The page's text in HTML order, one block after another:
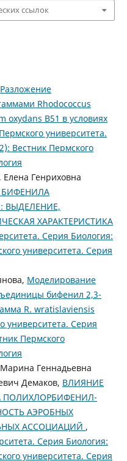
ссылок
Разложение
Rhodococcus
oxydans B51 в условиях
университета.
Вестник Пермского
Генриховна
БИФЕНИЛА
1: ВЫДЕЛЕНИЕ,
ХАРАКТЕРИСТИКА
Серия Биология:
университета. Серия
Моделирование
бифенил 2,3-
R. wratislaviensis
университета. Серия
Пермского
Геннадьевна
Демаков, ВЛИЯНИЕ
ПОЛИХЛОРБИФЕНИЛ-
АЭРОБНЫХ
АССОЦИАЦИЙ ,
Серия Биология:
университета. Серия